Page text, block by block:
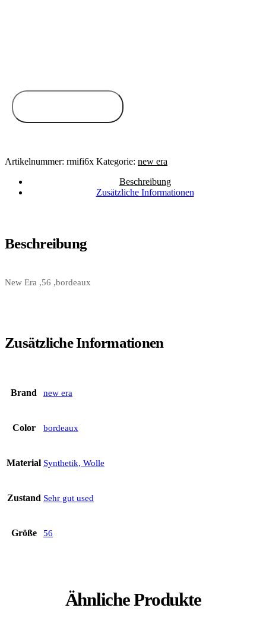
Artikelnummer: rmifi6x Kategorie: new era
Beschreibung
Zusätzliche Informationen
Beschreibung
New Era ,56 ,bordeaux
Zusätzliche Informationen
Brand new era
Color bordeaux
Material Synthetik, Wolle
Zustand Sehr gut used
Größe 56
Ähnliche Produkte